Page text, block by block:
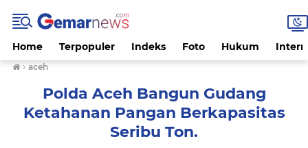
Home Terpopuler Indeks Foto Hukum
›aceh
Polda Aceh Bangun Gudang
Ketahanan Pangan Berkapasitas
Seribu Ton.